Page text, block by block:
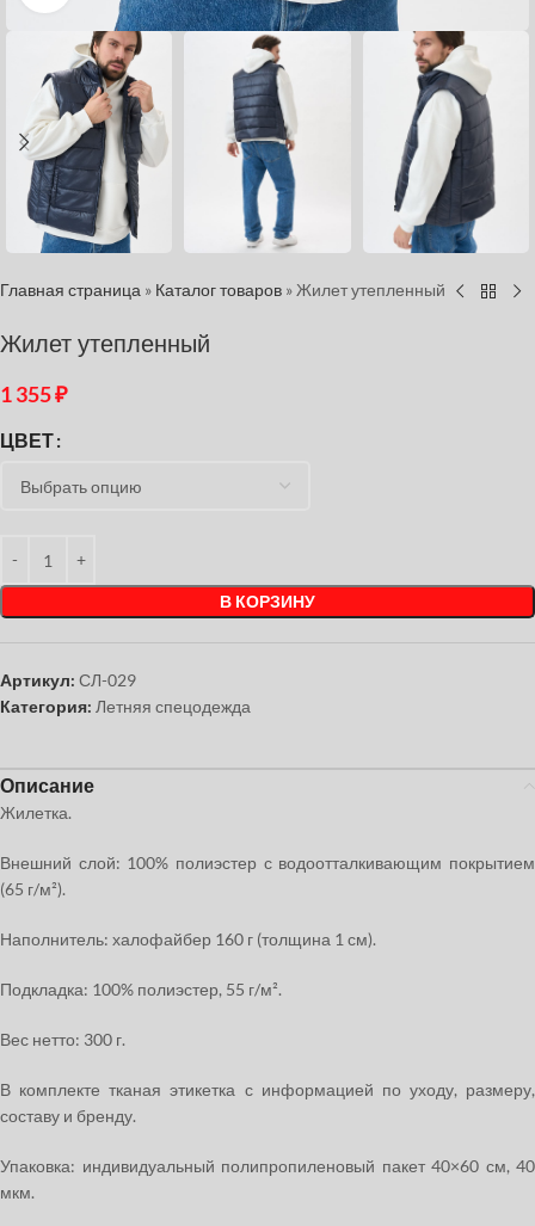
Главная страница » Каталог товаров » Жилет утепленный
Жилет утепленный
1 355₽
ЦВЕТ
В КОРЗИНУ
Артикул: СЛ-029
Категория: Летняя спецодежда
Описание
Жилетка.
Внешний слой: 100% полиэстер с водоотталкивающим покрытием
(65 г/м²).
Наполнитель: халофайбер 160 г (толщина 1 см).
Подкладка: 100% полиэстер, 55 г/м².
Вес нетто: 300 г.
В комплекте тканая этикетка с информацией по уходу, размеру,
составу и бренду.
Упаковка: индивидуальный полипропиленовый пакет 40×60 см, 40
мкм.